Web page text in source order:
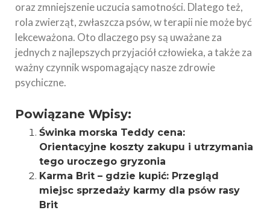
oraz zmniejszenie uczucia samotności. Dlatego też,
rola zwierząt, zwłaszcza psów, w terapii nie może być
lekceważona. Oto dlaczego psy są uważane za
jednych z najlepszych przyjaciół człowieka, a także za
ważny czynnik wspomagający nasze zdrowie
psychiczne.
Powiązane Wpisy:
Świnka morska Teddy cena:
Orientacyjne koszty zakupu i utrzymania
tego uroczego gryzonia
Karma Brit – gdzie kupić: Przegląd
miejsc sprzedaży karmy dla psów rasy
Brit